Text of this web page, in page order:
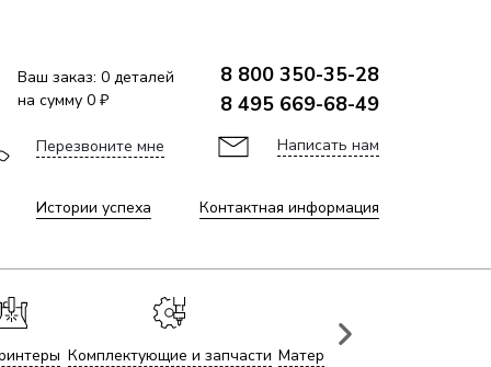
Ваш заказ: 0деталей
на сумму 0 ₽
8 800 350-35-28
8 495 669-68-49
Перезвоните мне Написать нам
Истории успеха Контактная информация
Комплектующие и запчасти Материалы для лазерной